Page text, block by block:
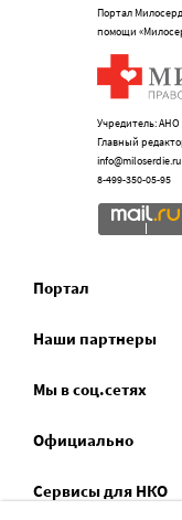
Портал
помощи
Учредитель:
Главный
info@miloserdie.ru
8-499-350-05-95
Портал
Наши партнеры
Мы в соц.сетях
Официально
Сервисы для НКО